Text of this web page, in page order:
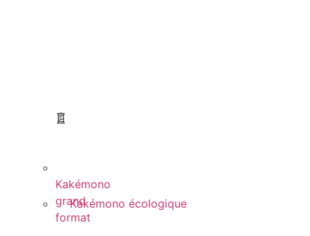
Kakémono
grand
format
Kakémono écologique